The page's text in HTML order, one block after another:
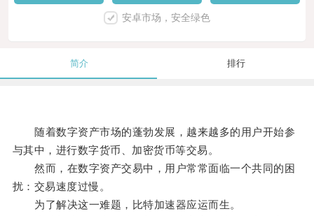
安卓市场，安全绿色
简介 排行
随着数字资产市场的蓬勃发展，越来越多的用户开始参
与其中，进行数字货币、加密货币等交易。
然而，在数字资产交易中，用户常常面临一个共同的困
扰：交易速度过慢。
为了解决这一难题，比特加速器应运而生。